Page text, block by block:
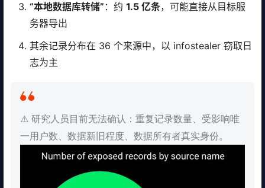
“本地数据库转储” ：约 1.5 亿条，可能直接从目标服
务器导出
其余记录分布在 36 个来源中，以 infostealer 窃取日
志为主
⚠️ 研究人员目前无法确认：重复记录数量、受影响唯
一用户数、数据新旧程度、数据所有者真实身份。